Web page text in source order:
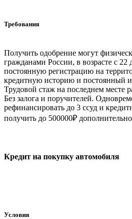
Требования
Получить одобрение могут
гражданами России, в возрасте с
постоянную регистрацию на
кредитную историю и постоянный
Трудовой стаж на последнем месте
Без залога и поручителей.
рефинансировать до 3 ссуд и
получить до 500000₽
Кредит на покупку автомобиля
Условия